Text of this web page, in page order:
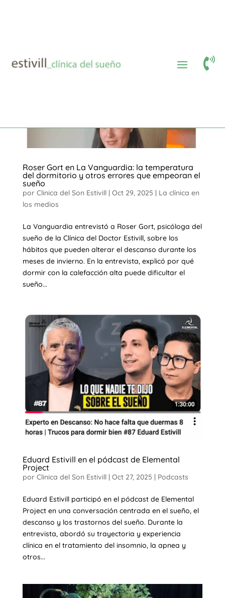

Roser Gort en La Vanguardia: la temperatura
del dormitorio y otros errores que empeoran el
sueño
por Clinica del Son Estivill| Oct 29, 2025
La clínica en
los medios
La Vanguardia entrevistó a Roser Gort, psicóloga del
sueño de la Clínica del Doctor Estivill, sobre los
hábitos que pueden alterar el descanso durante los
meses de invierno. En la entrevista, explicó por qué
dormir con la calefacción alta puede dificultar el
sueño...
Eduard Estivill en el pódcast de Elemental
Project
por Clinica del Son Estivill| Oct 27, 2025 | Podcasts
Eduard Estivill participó en el pódcast de Elemental
Project en una conversación centrada en el sueño, el
descanso y los trastornos del sueño. Durante la
entrevista, abordó su trayectoria y experiencia
clínica en el tratamiento del insomnio, la apnea y
otros...